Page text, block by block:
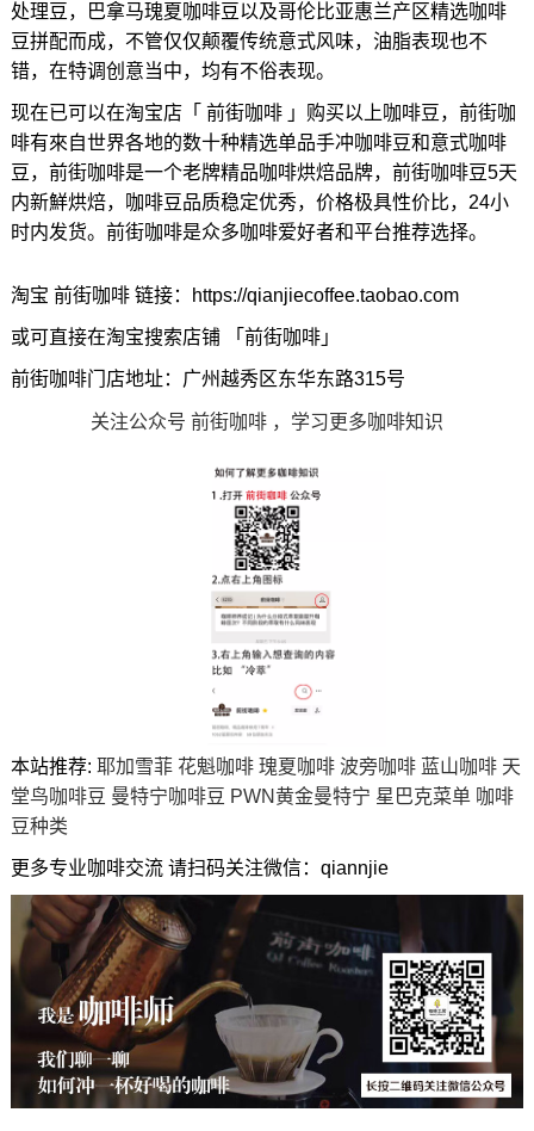
处理豆，巴拿马瑰夏咖啡豆以及哥伦比亚惠兰产区精选咖啡
豆拼配而成，不管仅仅颠覆传统意式风味，油脂表现也不
错，在特调创意当中，均有不俗表现。
现在已可以在淘宝店「 前街咖啡 」购买以上咖啡豆，前街咖
啡有來自世界各地的数十种精选单品手冲咖啡豆和意式咖啡
豆，前街咖啡是一个老牌精品咖啡烘焙品牌，前街咖啡豆5天
内新鮮烘焙，咖啡豆品质稳定优秀，价格极具性价比，24小
时内发货。前街咖啡是众多咖啡爱好者和平台推荐选择。
淘宝 前街咖啡 链接：https://qianjiecoffee.taobao.com
或可直接在淘宝搜索店铺 「前街咖啡」
前街咖啡门店地址：广州越秀区东华东路315号
关注公众号 前街咖啡 ，学习更多咖啡知识
本站推荐: 耶加雪菲 花魁咖啡 瑰夏咖啡 波旁咖啡 蓝山咖啡 天
堂鸟咖啡豆 曼特宁咖啡豆 PWN黄金曼特宁 星巴克菜单 咖啡
豆种类
更多专业咖啡交流 请扫码关注微信：qiannjie